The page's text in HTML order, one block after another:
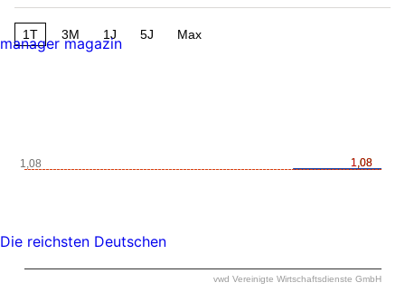
1T 3M 1J 5J Max
1,08
1,08
1,08
vwd Vereinigte Wirtschaftsdienste GmbH
manager magazin
Die reichsten Deutschen